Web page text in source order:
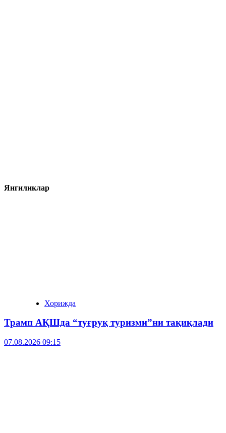
Янгиликлар
Хорижда
Трамп АҚШда “туғруқ туризми”ни тақиқлади
07.08.2026 09:15